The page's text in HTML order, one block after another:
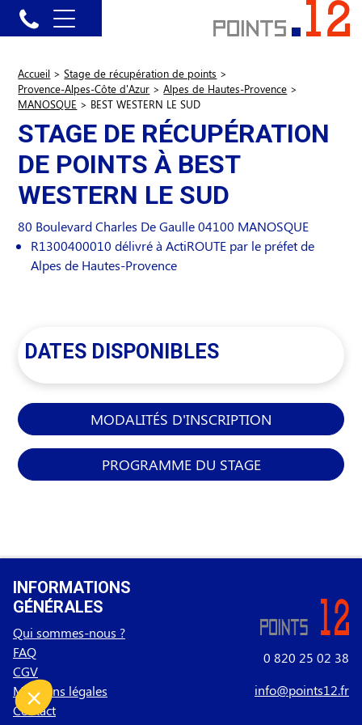
Accueil > Stage de récupération de points >
Provence-Alpes-Côte d'Azur > Alpes de Hautes-Provence >
MANOSQUE > BEST WESTERN LE SUD
STAGE DE RÉCUPÉRATION
DE POINTS À BEST
WESTERN LE SUD
80 Boulevard Charles De Gaulle 04100 MANOSQUE
R1300400010 délivré à ActiROUTE par le préfet de
Alpes de Hautes-Provence
DATES DISPONIBLES
MODALITÉS D'INSCRIPTION
PROGRAMME DU STAGE
INFORMATIONS
GÉNÉRALES
Qui sommes-nous ?
FAQ
CGV
Mentions légales
Contact
0 820 25 02 38
info@points12.fr